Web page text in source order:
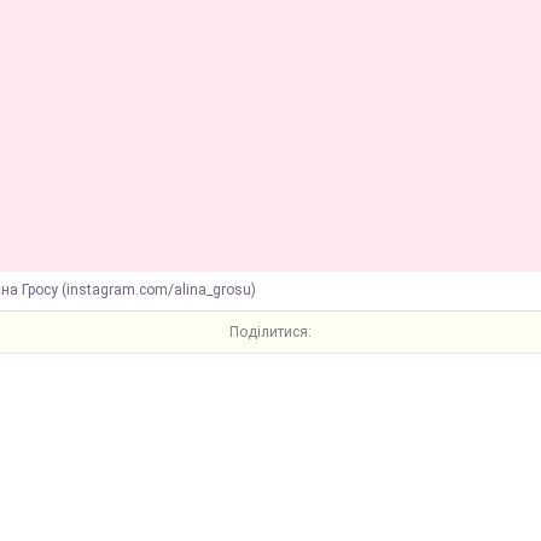
Гросу (instagram.com/alina_grosu)
Поділитися: